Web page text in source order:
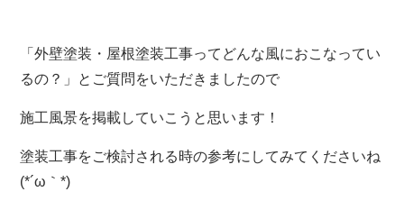
「外壁塗装・屋根塗装工事ってどんな風におこなってい
るの？」とご質問をいただきましたので
施工風景を掲載していこうと思います！
塗装工事をご検討される時の参考にしてみてくださいね
(*´ω｀*)